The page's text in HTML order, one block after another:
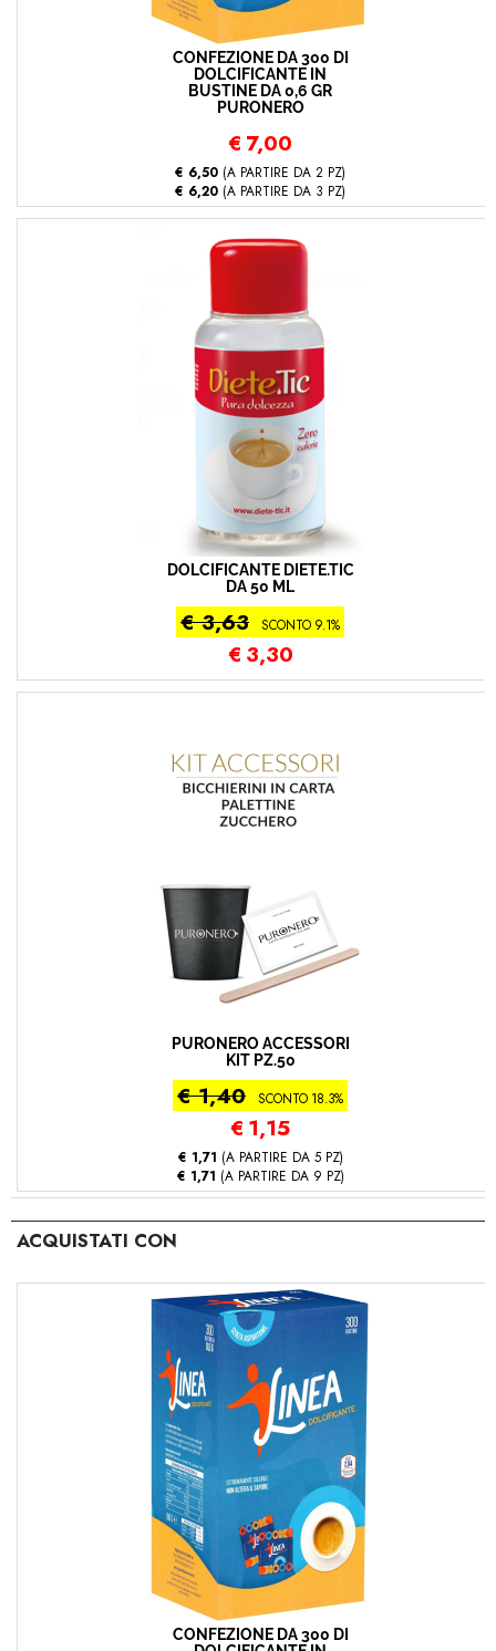
CONFEZIONE DA 300 DI
DOLCIFICANTE IN
BUSTINE DA 0,6 GR
PURONERO
€ 7,00
€ 6,50 (A PARTIRE DA 2 PZ)
€ 6,20 (A PARTIRE DA 3 PZ)
DOLCIFICANTE DIETE.TIC
DA 50 ML
€ 3,63 SCONTO 9.1%
€ 3,30
PURONERO ACCESSORI
KIT PZ.50
€ 1,40 SCONTO 18.3%
€ 1,15
€ 1,71 (A PARTIRE DA 5 PZ)
€ 1,71 (A PARTIRE DA 9 PZ)
ACQUISTATI CON
CONFEZIONE DA 300 DI